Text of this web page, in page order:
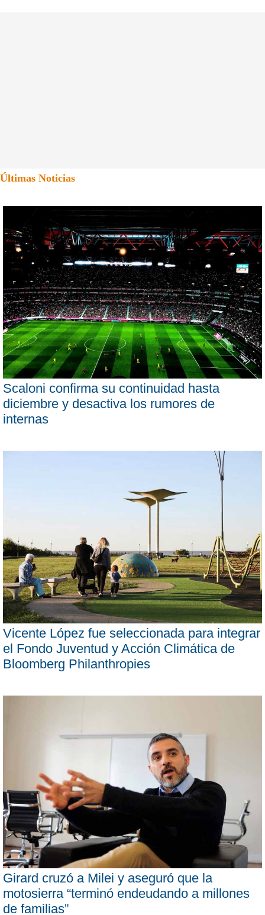
Últimas Noticias
Scaloni confirma su continuidad hasta
diciembre y desactiva los rumores de
internas
Vicente López fue seleccionada para integrar
el Fondo Juventud y Acción Climática de
Bloomberg Philanthropies
Girard cruzó a Milei y aseguró que la
motosierra “terminó endeudando a millones
de familias”